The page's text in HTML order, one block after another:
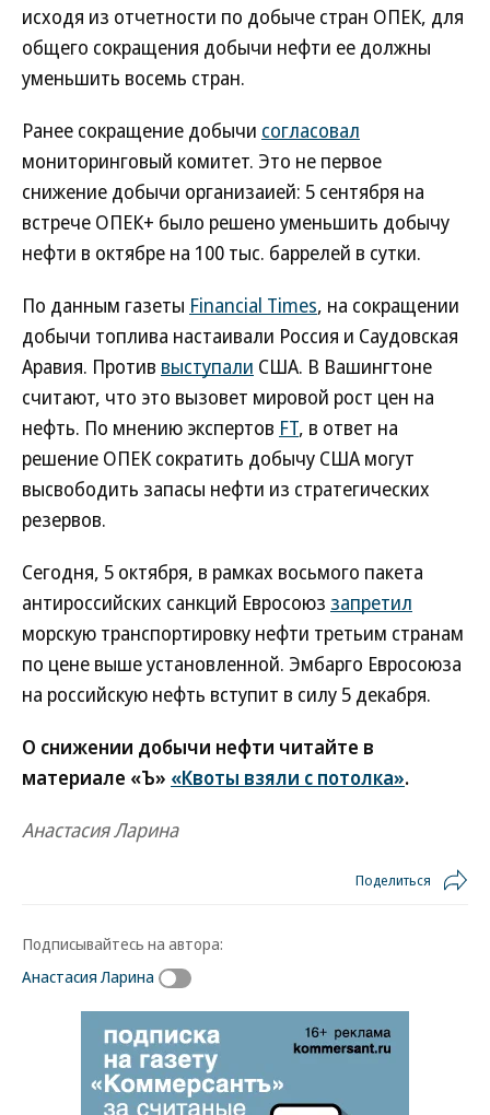
исходя из отчетности по добыче стран ОПЕК, для
общего сокращения добычи нефти ее должны
уменьшить восемь стран.
Ранее сокращение добычи согласовал
мониторинговый комитет. Это не первое
снижение добычи организаией: 5 сентября на
встрече ОПЕК+ было решено уменьшить добычу
нефти в октябре на 100 тыс. баррелей в сутки.
По данным газеты Financial Times, на сокращении
добычи топлива настаивали Россия и Саудовская
Аравия. Против выступали США. В Вашингтоне
считают, что это вызовет мировой рост цен на
нефть. По мнению экспертов FT, в ответ на
решение ОПЕК сократить добычу США могут
высвободить запасы нефти из стратегических
резервов.
Сегодня, 5 октября, в рамках восьмого пакета
антироссийских санкций Евросоюз запретил
морскую транспортировку нефти третьим странам
по цене выше установленной. Эмбарго Евросоюза
на российскую нефть вступит в силу 5 декабря.
О снижении добычи нефти читайте в
материале «Ъ» «Квоты взяли с потолка».
Анастасия Ларина
Поделиться
Подписывайтесь на автора:
Анастасия Ларина
ВСУ точно получат десятки тысяч новых
солдат